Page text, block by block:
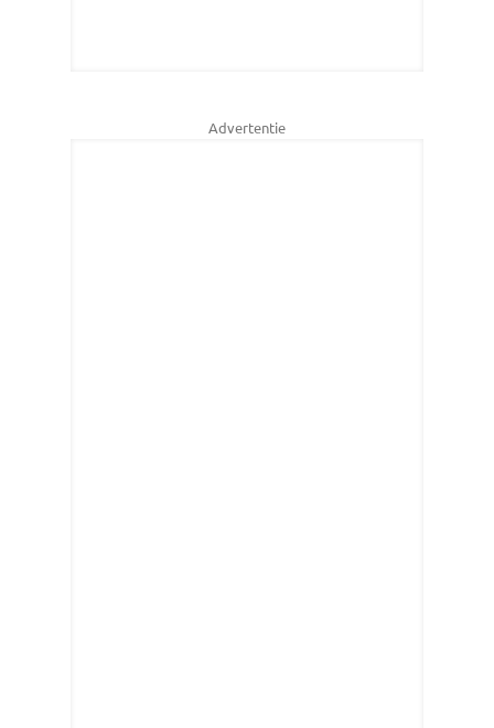
Advertentie